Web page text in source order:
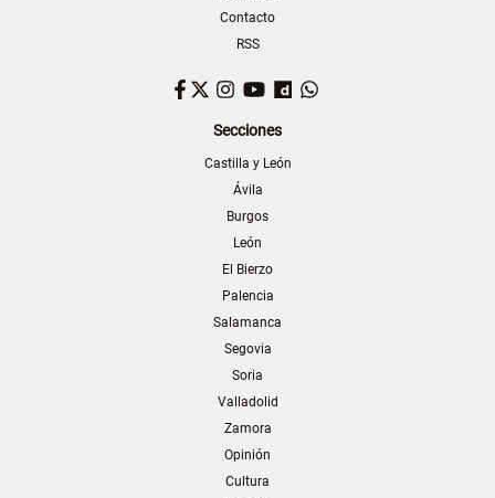
Contacto
RSS
Facebook
TwitterInstagram
YouTubeDailymotion
Secciones
Castilla y León
Ávila
Burgos
León
El Bierzo
Palencia
Salamanca
Segovia
Soria
Valladolid
Zamora
Opinión
Cultura